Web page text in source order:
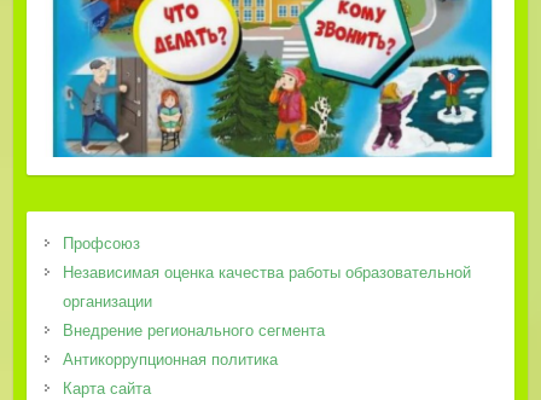
Профсоюз
Независимая оценка качества работы образовательной
организации
Внедрение регионального сегмента
Антикоррупционная политика
Карта сайта